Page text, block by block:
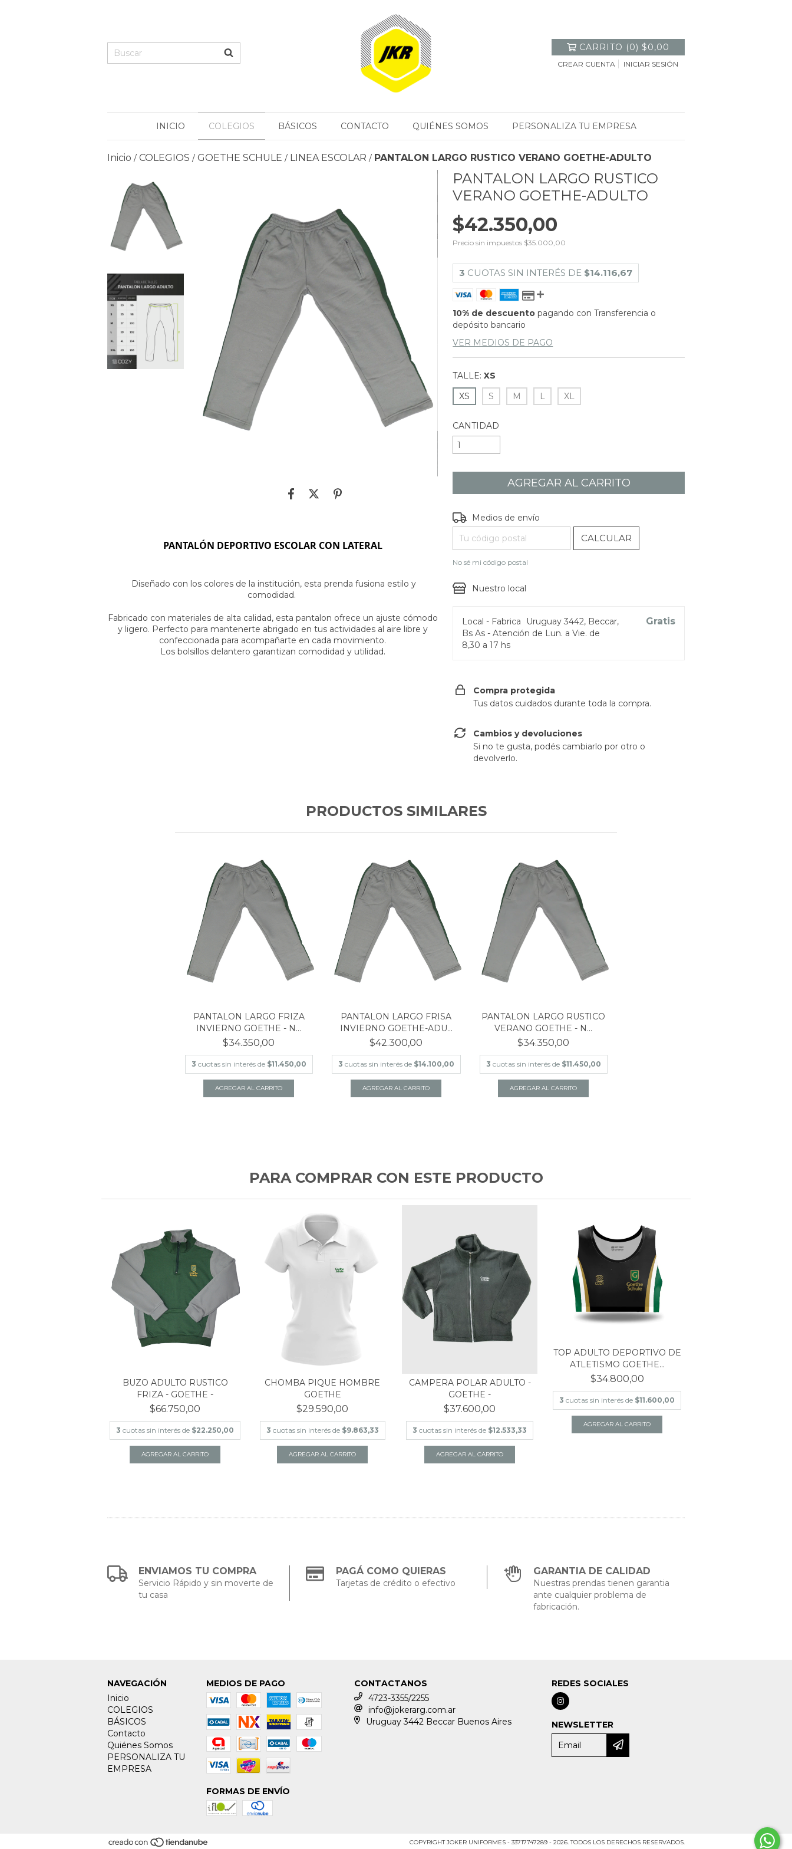
CARRITO (0) $0,00
CREAR CUENTA INICIAR SESIÓN
INICIO COLEGIOS BÁSICOS CONTACTO QUIÉNES SOMOS PERSONALIZA TU EMPRESA
Inicio / COLEGIOS / GOETHE SCHULE / LINEA ESCOLAR / PANTALON LARGO RUSTICO VERANO GOETHE-ADULTO
PANTALÓN DEPORTIVO ESCOLAR CON LATERAL
Diseñado con los colores de la institución, esta prenda fusiona estilo y
comodidad.
Fabricado con materiales de alta calidad, esta pantalon ofrece un ajuste cómodo
y ligero. Perfecto para mantenerte abrigado en tus actividades al aire libre y
confeccionada para acompañarte en cada movimiento.
Los bolsillos delantero garantizan comodidad y utilidad.
PANTALON LARGO RUSTICO
VERANO GOETHE-ADULTO
$42.350,00
Precio sin impuestos $35.000,00
3 CUOTAS SIN INTERÉS DE $14.116,67
10% de descuento pagando con Transferencia o
depósito bancario
VER MEDIOS DE PAGO
TALLE: XS
XS
S M L XL
CANTIDAD
Entregas para el CP:
Medios de envío
CALCULAR
No sé mi código postal
Nuestro local
Local - Fabrica
Uruguay 3442, Beccar,
Bs As - Atención de Lun. a Vie. de
8,30 a 17 hs
Gratis
Compra protegida
Tus datos cuidados durante toda la compra.
Cambios y devoluciones
Si no te gusta, podés cambiarlo por otro o
devolverlo.
PRODUCTOS SIMILARES
PANTALON LARGO FRIZA
INVIERNO GOETHE - N...
$34.350,00
3 cuotas sin interés de $11.450,00
AGREGAR AL CARRITO
PANTALON LARGO FRISA
INVIERNO GOETHE-ADU...
$42.300,00
3 cuotas sin interés de $14.100,00
AGREGAR AL CARRITO
PANTALON LARGO RUSTICO
VERANO GOETHE - N...
$34.350,00
3 cuotas sin interés de $11.450,00
AGREGAR AL CARRITO
PARA COMPRAR CON ESTE PRODUCTO
BUZO ADULTO RUSTICO
FRIZA - GOETHE -
$66.750,00
3 cuotas sin interés de $22.250,00
AGREGAR AL CARRITO
CHOMBA PIQUE HOMBRE
GOETHE
$29.590,00
3 cuotas sin interés de $9.863,33
AGREGAR AL CARRITO
CAMPERA POLAR ADULTO -
GOETHE -
$37.600,00
3 cuotas sin interés de $12.533,33
AGREGAR AL CARRITO
TOP ADULTO DEPORTIVO DE
ATLETISMO GOETHE...
$34.800,00
3 cuotas sin interés de $11.600,00
AGREGAR AL CARRITO
ENVIAMOS TU COMPRA
Servicio Rápido y sin moverte de
tu casa
PAGÁ COMO QUIERAS
Tarjetas de crédito o efectivo
GARANTIA DE CALIDAD
Nuestras prendas tienen garantia
ante cualquier problema de
fabricación.
NAVEGACIÓN
Inicio
COLEGIOS
BÁSICOS
Contacto
Quiénes Somos
PERSONALIZA TU
EMPRESA
MEDIOS DE PAGO
FORMAS DE ENVÍO
CONTACTANOS
4723-3355/2255
info@jokerarg.com.ar
Uruguay 3442 Beccar Buenos Aires
REDES SOCIALES
NEWSLETTER
COPYRIGHT JOKER UNIFORMES - 33717747289 - 2026. TODOS LOS DERECHOS RESERVADOS.